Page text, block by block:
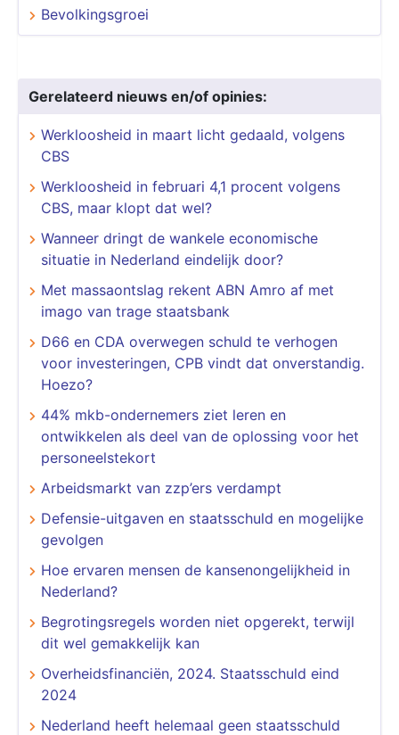
Bevolkingsgroei
Gerelateerd nieuws en/of opinies:
Werkloosheid in maart licht gedaald, volgens
CBS
Werkloosheid in februari 4,1 procent volgens
CBS, maar klopt dat wel?
Wanneer dringt de wankele economische
situatie in Nederland eindelijk door?
Met massaontslag rekent ABN Amro af met
imago van trage staatsbank
D66 en CDA overwegen schuld te verhogen
voor investeringen, CPB vindt dat onverstandig.
Hoezo?
44% mkb-ondernemers ziet leren en
ontwikkelen als deel van de oplossing voor het
personeelstekort
Arbeidsmarkt van zzp’ers verdampt
Defensie-uitgaven en staatsschuld en mogelijke
gevolgen
Hoe ervaren mensen de kansenongelijkheid in
Nederland?
Begrotingsregels worden niet opgerekt, terwijl
dit wel gemakkelijk kan
Overheidsfinanciën, 2024. Staatsschuld eind
2024
Nederland heeft helemaal geen staatsschuld